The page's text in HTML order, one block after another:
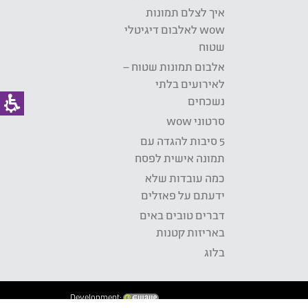
איך לצלם תמונות
wow לאלבום דיגיטלי
שטוח
אלבום תמונות שטוח –
לאירועים בלתי
נשכחים
סרטוני wow
5 סיבות להגדה עם
תמונה אישית לפסח
כמה עובדות שלא
ידעתם על פאזלים
דברים טובים באים
באריזות קטנות
בלוג
Development: